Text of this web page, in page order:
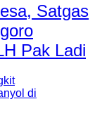
Satgas
Pak Ladi